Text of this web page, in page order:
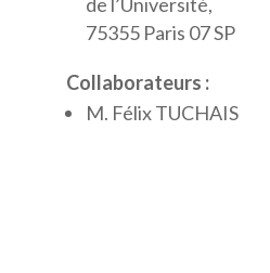
75355 Paris 07 SP
Collaborateurs :
M. Félix TUCHAIS